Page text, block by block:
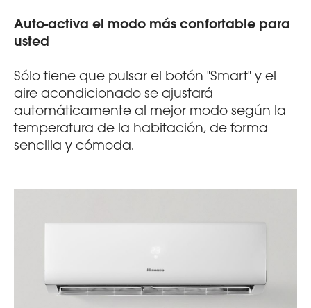
Auto-activa el modo más confortable para
usted
Sólo tiene que pulsar el botón "Smart" y el
aire acondicionado se ajustará
automáticamente al mejor modo según la
temperatura de la habitación, de forma
sencilla y cómoda.